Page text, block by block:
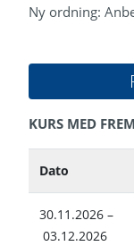
Ny ordning:
KURS MED
Dato
30.11.2026 –
03.12.2026